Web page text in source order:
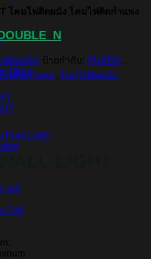
Office
Pool Light
cell
Cell
โคมไฟติดผนัง โคมไฟติดกำแพง
ฟติดผนัง) ป้ายกำกับ: PURRA,
ไฟติดกำแพง, โคมไฟติดผนัง
LIGHT